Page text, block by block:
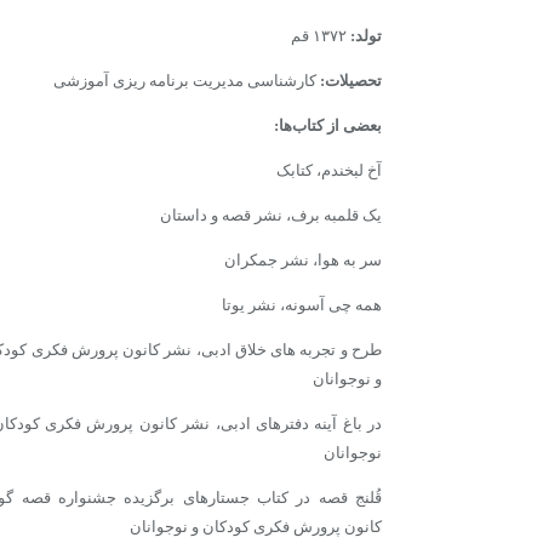
تولد:۱۳۷۲ قم
تحصیلات: کارشناسی مدیریت برنامه ریزی آموزشی
بعضی از کتاب‌ها:
‌آخ لبخندم، کتابک
یک قلمبه برف، نشر قصه و داستان
سر به هوا، نشر جمکران
همه چی آسونه، نشر یوتا
طرح و تجربه های خلاق ادبی، نشر کانون پرورش فکری
و نوجوانان
در باغ آینه دفترهای ادبی، نشر کانون پرورش فکری
نوجوانان
قُلنج قصه در کتاب جستارهای برگزیده جشنواره قصه
کانون پرورش فکری کودکان و نوجوانان